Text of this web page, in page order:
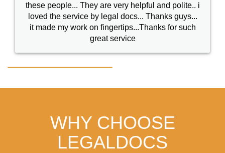
these people... They are very helpful and polite.. i
loved the service by legal docs... Thanks guys...
it made my work on fingertips...Thanks for such
great service
WHY CHOOSE
LEGALDOCS